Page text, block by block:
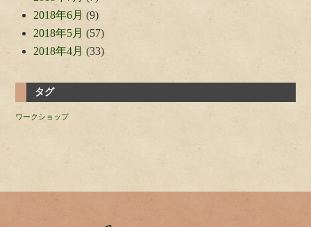
2018年6月 (9)
2018年5月 (57)
2018年4月 (33)
タグ
ワークショップ